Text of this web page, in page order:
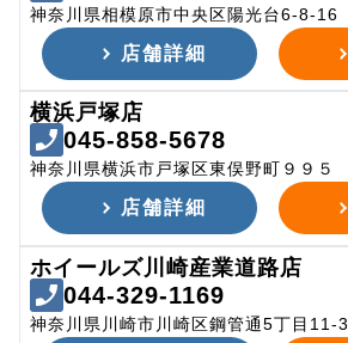
神奈川県相模原市中央区陽光台6-8-16
店舗詳細
横浜戸塚店
045-858-5678
神奈川県横浜市戸塚区東俣野町９９５
店舗詳細
ホイールズ川崎産業道路店
044-329-1169
神奈川県川崎市川崎区鋼管通5丁目11-3